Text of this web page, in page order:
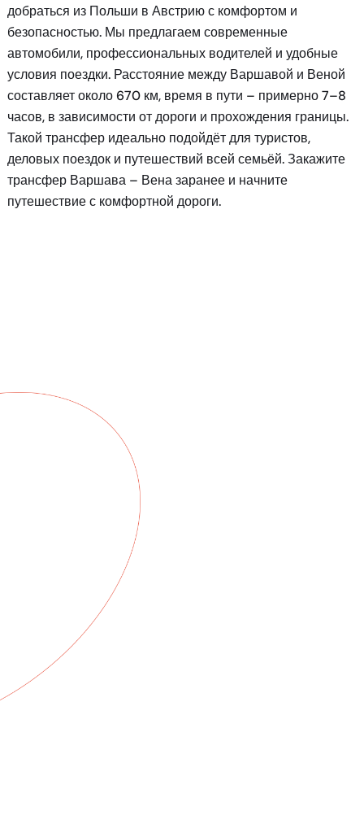
добраться из Польши в Австрию с комфортом и
безопасностью. Мы предлагаем современные
автомобили, профессиональных водителей и удобные
условия поездки. Расстояние между Варшавой и Веной
составляет около 670 км, время в пути – примерно 7–8
часов, в зависимости от дороги и прохождения границы.
Такой трансфер идеально подойдёт для туристов,
деловых поездок и путешествий всей семьёй. Закажите
трансфер Варшава – Вена заранее и начните
путешествие с комфортной дороги.